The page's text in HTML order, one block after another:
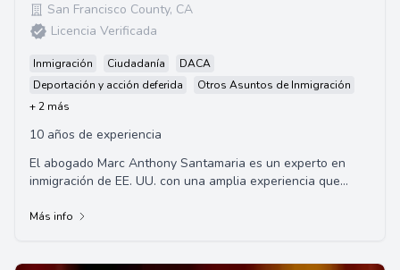
San Francisco County, CA
Licencia Verificada
Inmigración Ciudadanía
DACA
Deportación y acción deferida
Otros Asuntos de Inmigración
+ 2 más
10 años de experiencia
El abogado Marc Anthony Santamaria es un experto en
inmigración de EE. UU. con una amplia experiencia que
Más info